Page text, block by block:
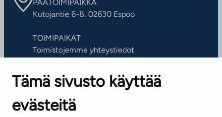
Tämä sivusto käyttää
evästeitä
PÄÄTOIMIPAIKKA
Kutojantie 6-8, 02630 Espoo
TOIMIPAIKAT
Toimistojemme yhteystiedot
ASIAKASPALVELUKESKUS
Puh. 045 7734 3777
(arkisin klo 8-16)